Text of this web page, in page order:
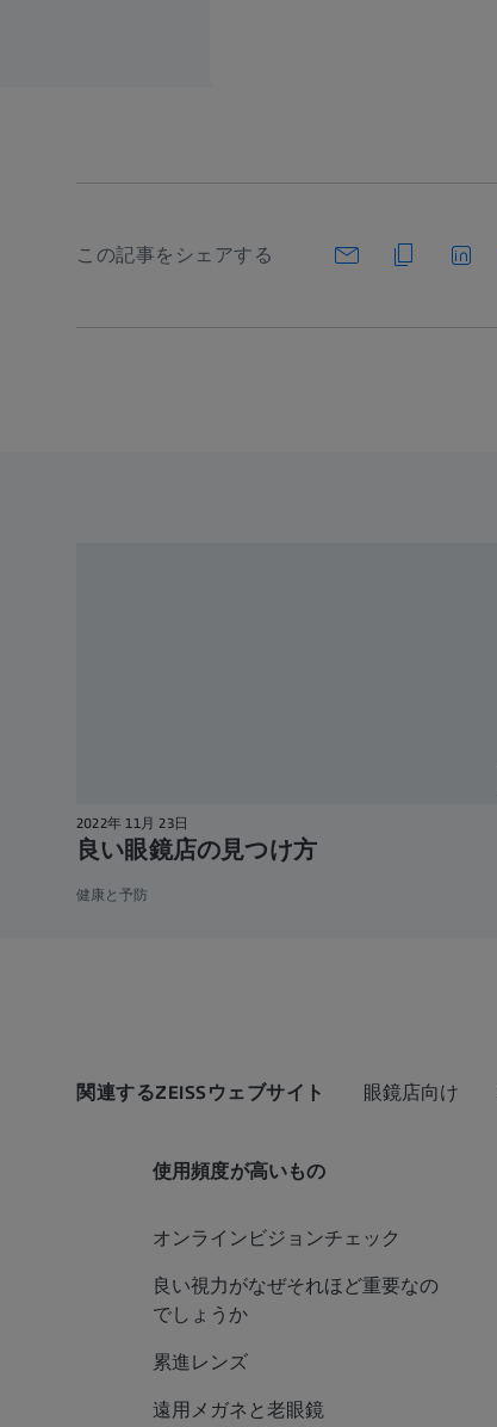
この記事をシェアする
2022年 11月 23日
良い眼鏡店の見つけ方
健康と予防
関連するZEISSウェブサイト 眼鏡店向け
使用頻度が高いもの
オンラインビジョンチェック
良い視力がなぜそれほど重要なの
でしょうか
累進レンズ
遠用メガネと老眼鏡